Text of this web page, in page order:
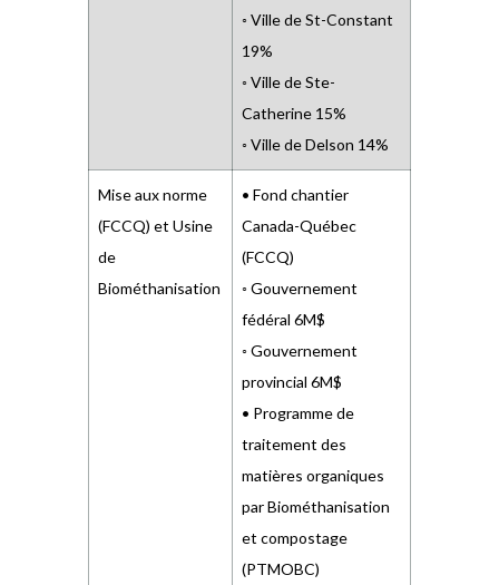
◦ Ville de St-Constant
19%
◦ Ville de Ste-
Catherine 15%
◦ Ville de Delson 14%
Mise aux norme
(FCCQ) et Usine
de
Biométhanisation
• Fond chantier
Canada-Québec
(FCCQ)
◦ Gouvernement
fédéral 6M$
◦ Gouvernement
provincial 6M$
• Programme de
traitement des
matières organiques
par Biométhanisation
et compostage
(PTMOBC)